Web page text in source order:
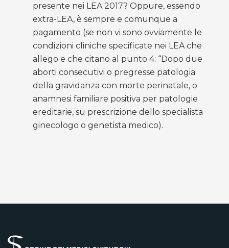
presente nei LEA 2017? Oppure, essendo
extra-LEA, è sempre e comunque a
pagamento (se non vi sono ovviamente le
condizioni cliniche specificate nei LEA che
allego e che citano al punto 4: “Dopo due
aborti consecutivi o pregresse patologia
della gravidanza con morte perinatale, o
anamnesi familiare positiva per patologie
ereditarie, su prescrizione dello specialista
ginecologo o genetista medico).